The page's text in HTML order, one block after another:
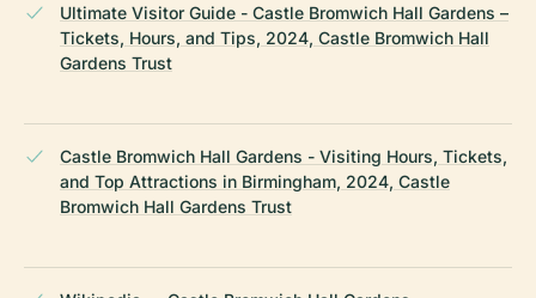
Ultimate Visitor Guide - Castle Bromwich Hall Gardens –
Tickets, Hours, and Tips, 2024, Castle Bromwich Hall
Gardens Trust
Castle Bromwich Hall Gardens - Visiting Hours, Tickets,
and Top Attractions in Birmingham, 2024, Castle
Bromwich Hall Gardens Trust